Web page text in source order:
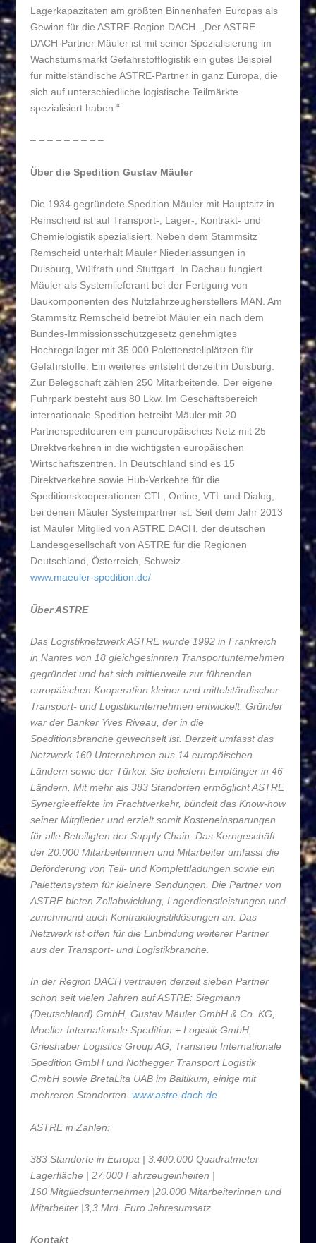
Lagerkapazitäten am größten Binnenhafen Europas als
Gewinn für die ASTRE-Region DACH. „Der ASTRE
DACH-Partner Mäuler ist mit seiner Spezialisierung im
Wachstumsmarkt Gefahrstofflogistik ein gutes Beispiel
für mittelständische ASTRE-Partner in ganz Europa, die
sich auf unterschiedliche logistische Teilmärkte
spezialisiert haben.“
– – – – – – – – –
Über die Spedition Gustav Mäuler
Die 1934 gegründete Spedition Mäuler mit Hauptsitz in
Remscheid ist auf Transport-, Lager-, Kontrakt- und
Chemielogistik spezialisiert. Neben dem Stammsitz
Remscheid unterhält Mäuler Niederlassungen in
Duisburg, Wülfrath und Stuttgart. In Dachau fungiert
Mäuler als Systemlieferant bei der Fertigung von
Baukomponenten des Nutzfahrzeugherstellers MAN. Am
Stammsitz Remscheid betreibt Mäuler ein nach dem
Bundes-Immissionsschutzgesetz genehmigtes
Hochregallager mit 35.000 Palettenstellplätzen für
Gefahrstoffe. Ein weiteres entsteht derzeit in Duisburg.
Zur Belegschaft zählen 250 Mitarbeitende. Der eigene
Fuhrpark besteht aus 80 Lkw. Im Geschäftsbereich
internationale Spedition betreibt Mäuler mit 20
Partnerspediteuren ein paneuropäisches Netz mit 25
Direktverkehren in die wichtigsten europäischen
Wirtschaftszentren. In Deutschland sind es 15
Direktverkehre sowie Hub-Verkehre für die
Speditionskooperationen CTL, Online, VTL und Dialog,
bei denen Mäuler Systempartner ist. Seit dem Jahr 2013
ist Mäuler Mitglied von ASTRE DACH, der deutschen
Landesgesellschaft von ASTRE für die Regionen
Deutschland, Österreich, Schweiz.
www.maeuler-spedition.de/
Über ASTRE
Das Logistiknetzwerk ASTRE wurde 1992 in Frankreich
in Nantes von 18 gleichgesinnten Transportunternehmen
gegründet und hat sich mittlerweile zur führenden
europäischen Kooperation kleiner und mittelständischer
Transport- und Logistikunternehmen entwickelt. Gründer
war der Banker Yves Riveau, der in die
Speditionsbranche gewechselt ist. Derzeit umfasst das
Netzwerk 160 Unternehmen aus 14 europäischen
Ländern sowie der Türkei. Sie beliefern Empfänger in 46
Ländern. Mit mehr als 383 Standorten ermöglicht ASTRE
Synergieeffekte im Frachtverkehr, bündelt das Know-how
seiner Mitglieder und erzielt somit Kosteneinsparungen
für alle Beteiligten der Supply Chain. Das Kerngeschäft
der 20.000 Mitarbeiterinnen und Mitarbeiter umfasst die
Beförderung von Teil- und Komplettladungen sowie ein
Palettensystem für kleinere Sendungen. Die Partner von
ASTRE bieten Zollabwicklung, Lagerdienstleistungen und
zunehmend auch Kontraktlogistiklösungen an. Das
Netzwerk ist offen für die Einbindung weiterer Partner
aus der Transport- und Logistikbranche.
In der Region DACH vertrauen derzeit sieben Partner
schon seit vielen Jahren auf ASTRE: Siegmann
(Deutschland) GmbH, Gustav Mäuler GmbH & Co. KG,
Moeller Internationale Spedition + Logistik GmbH,
Grieshaber Logistics Group AG, Transneu Internationale
Spedition GmbH und Nothegger Transport Logistik
GmbH sowie BretaLita UAB im Baltikum, einige mit
mehreren Standorten. www.astre-dach.de
ASTRE in Zahlen:
383 Standorte in Europa | 3.400.000 Quadratmeter
Lagerfläche | 27.000 Fahrzeugeinheiten |
160 Mitgliedsunternehmen |20.000 Mitarbeiterinnen und
Mitarbeiter |3,3 Mrd. Euro Jahresumsatz
Kontakt